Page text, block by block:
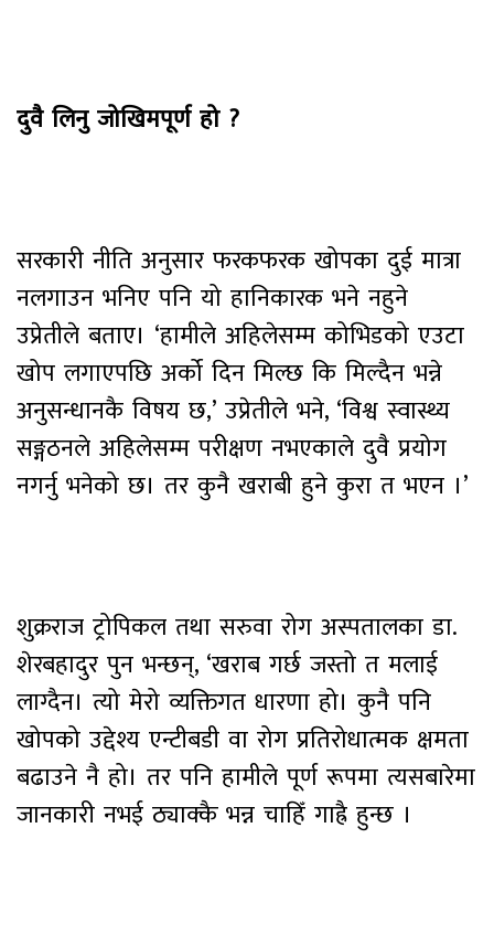
दुवै लिनु जोखिमपूर्ण हो ?
सरकारी नीति अनुसार फरकफरक खोपका दुई मात्रा
नलगाउन भनिए पनि यो हानिकारक भने नहुने
उप्रेतीले बताए। ‘हामीले अहिलेसम्म कोभिडको एउटा
खोप लगाएपछि अर्को दिन मिल्छ कि मिल्दैन भन्ने
अनुसन्धानकै विषय छ,’ उप्रेतीले भने, ‘विश्व स्वास्थ्य
सङ्गठनले अहिलेसम्म परीक्षण नभएकाले दुवै प्रयोग
नगर्नु भनेको छ। तर कुनै खराबी हुने कुरा त भएन ।’
शुक्रराज ट्रोपिकल तथा सरुवा रोग अस्पतालका डा.
शेरबहादुर पुन भन्छन्, ‘खराब गर्छ जस्तो त मलाई
लाग्दैन। त्यो मेरो व्यक्तिगत धारणा हो। कुनै पनि
खोपको उद्देश्य एन्टीबडी वा रोग प्रतिरोधात्मक क्षमता
बढाउने नै हो। तर पनि हामीले पूर्ण रूपमा त्यसबारेमा
जानकारी नभई ठ्याक्कै भन्न चाहिँ गाह्रै हुन्छ ।